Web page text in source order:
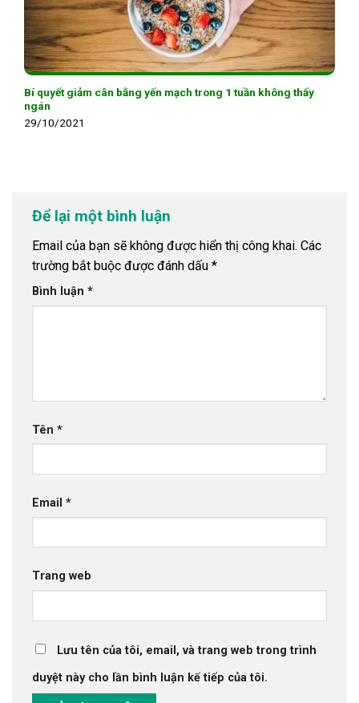
Bí quyết giảm cân bằng yến mạch trong 1 tuần không thấy
ngán
29/10/2021
Để lại một bình luận
Email của bạn sẽ không được hiển thị công khai. Các
trường bắt buộc được đánh dấu *
Bình luận *
Tên *
Email *
Trang web
Lưu tên của tôi, email, và trang web trong trình
duyệt này cho lần bình luận kế tiếp của tôi.